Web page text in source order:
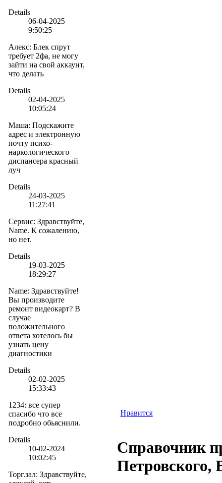
Details
06-04-2025
9:50:25
Алекс: Блек спрут
требует 2фа, не могу
зайти на свой аккаунт,
что делать
Details
02-04-2025
10:05:24
Маша: Подскажите
адрес и электронную
почту психо-
наркологического
диспансера красный
луч
Details
24-03-2025
11:27:41
Сервис: Здравствуйте,
Name. К сожалению,
но нет.
Details
19-03-2025
18:29:27
Name: Здравствуйте!
Вы производите
ремонт видеокарт? В
случае
положительного
ответа хотелось бы
узнать цену
диагностики
Details
02-02-2025
15:33:43
1234: все супер
спасибо что все
подробно обьяснили.
Details
10-02-2024
10:02:45
Торг.зал: Здравствуйте,
Нравится
Справочник
Петровского,